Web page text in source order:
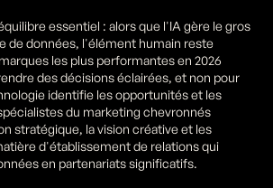
essentiel : alors que l'IA gère le gros
de données, l'élément humain reste
les plus performantes en 2026
des décisions éclairées, et non pour
identifie les opportunités et les
du marketing chevronnés
stratégique, la vision créative et les
d'établissement de relations qui
en partenariats significatifs.